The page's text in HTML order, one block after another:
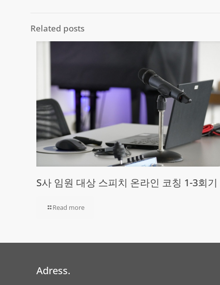
Related posts
S사 임원 대상 스피치 온라인 코칭 1-3회기
Read more
Adress.